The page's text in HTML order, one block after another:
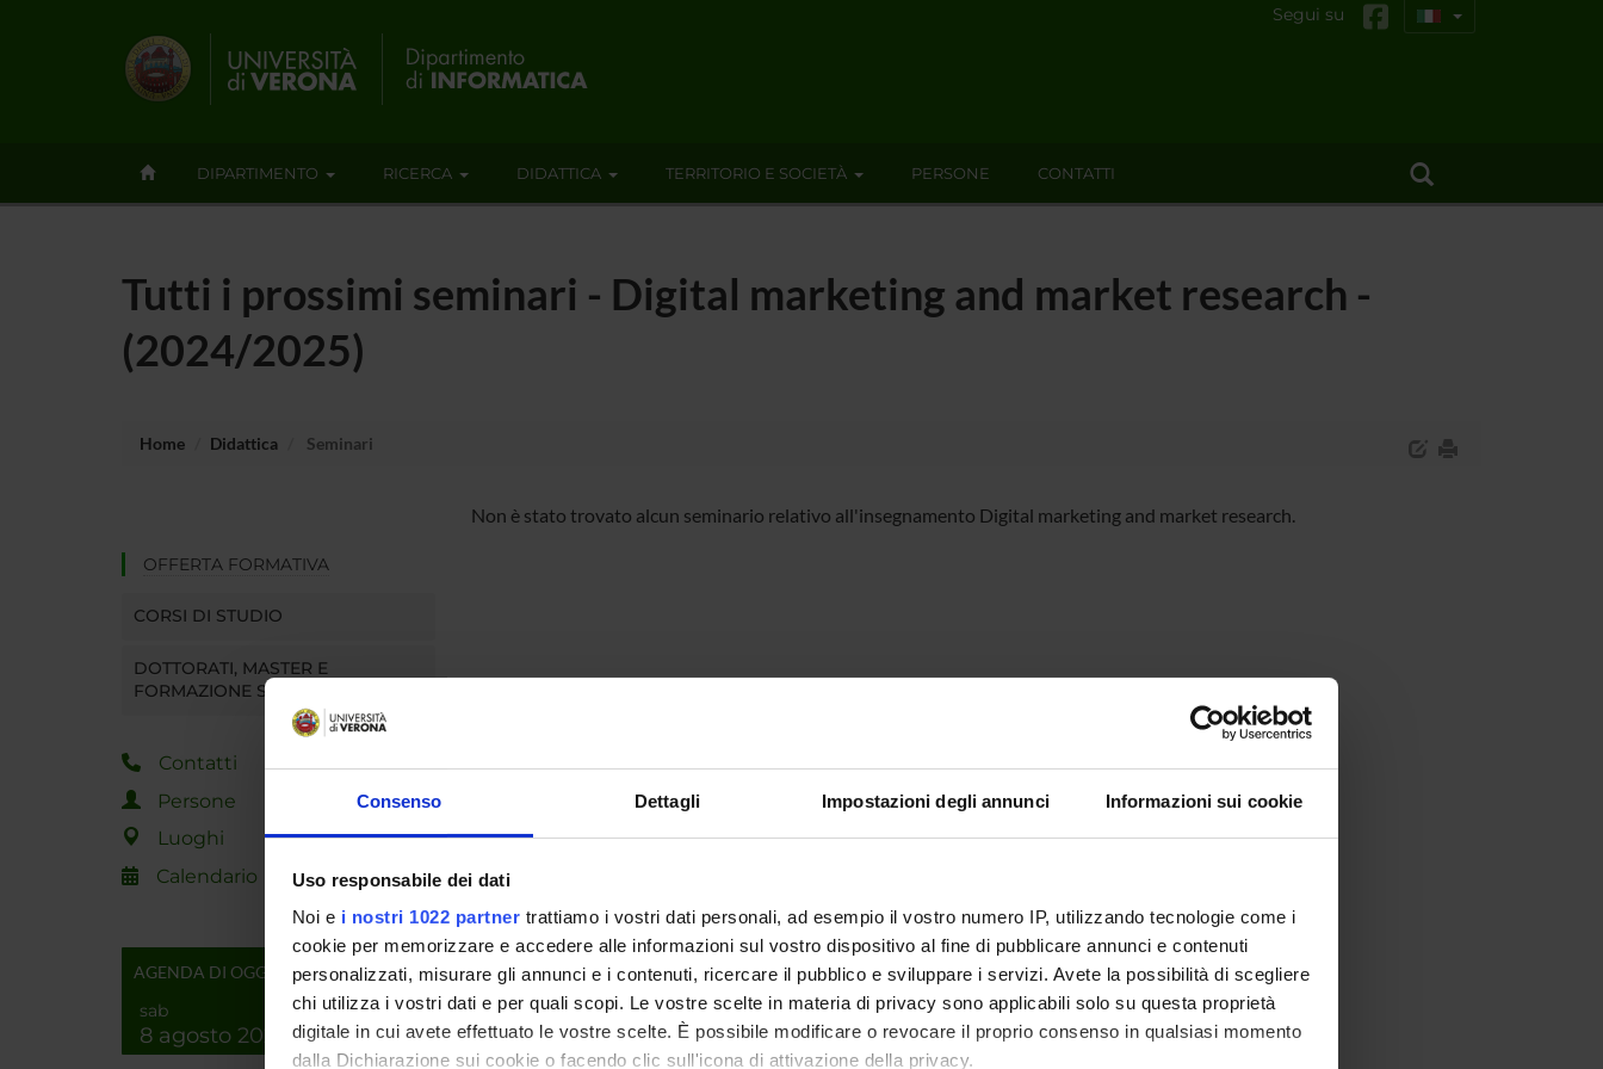
Consenso Dettagli Impostazioni degli annunci Informazioni sui cookie
Uso responsabile dei dati
Noi e i nostri 1022 partner trattiamo i vostri dati personali, ad esempio il vostro numero IP, utilizzando tecnologie come i
cookie per memorizzare e accedere alle informazioni sul vostro dispositivo al fine di pubblicare annunci e contenuti
personalizzati, misurare gli annunci e i contenuti, ricercare il pubblico e sviluppare i servizi. Avete la possibilità di scegliere
chi utilizza i vostri dati e per quali scopi. Le vostre scelte in materia di privacy sono applicabili solo su questa proprietà
digitale in cui avete effettuato le vostre scelte. È possibile modificare o revocare il proprio consenso in qualsiasi momento
dalla Dichiarazione sui cookie o facendo clic sull'icona di attivazione della privacy.
Segui su
DIPARTIMENTO RICERCA DIDATTICA TERRITORIO E SOCIETÀ PERSONE CONTATTI
Tutti i prossimi seminari - Digital marketing and market research -
(2024/2025)
Home Didattica Seminari
OFFERTA FORMATIVA
CORSI DI STUDIO
DOTTORATI, MASTER E
FORMAZIONE SUPERIORE
Contatti
Persone
Luoghi
Calendario
AGENDA DI OGGI
sab
8 agosto 2026
Non è stato trovato alcun seminario relativo all'insegnamento Digital marketing and market research.